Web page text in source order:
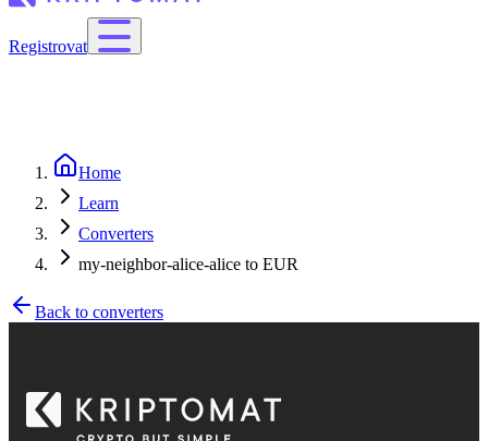
Registrovat
Home
Learn
Converters
my-neighbor-alice-alice to EUR
Back to converters